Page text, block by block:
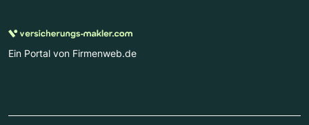
Ein Portal von Firmenweb.de